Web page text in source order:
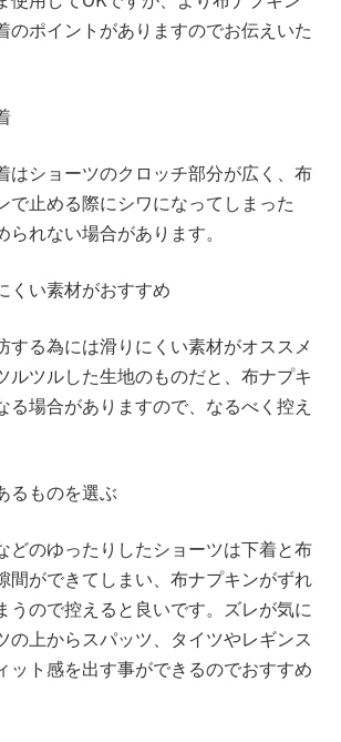
のポイントがありますのでお伝えいた
はショーツのクロッチ部分が広く、布
で止める際にシワになってしまった
られない場合があります。
い素材がおすすめ
する為には滑りにくい素材がオススメ
ルツルした生地のものだと、布ナプキ
る場合がありますので、なるべく控え
るものを選ぶ
どのゆったりしたショーツは下着と布
間ができてしまい、布ナプキンがずれ
うので控えると良いです。ズレが気に
の上からスパッツ、タイツやレギンス
ット感を出す事ができるのでおすすめ